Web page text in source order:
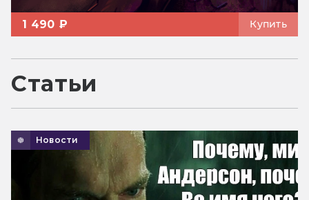
1 490 ₽ Купить
Статьи
Новости